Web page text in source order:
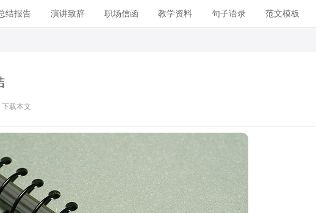
结报告 演讲致辞 职场信函 教学资料 句子语录 范文模板
下载本文